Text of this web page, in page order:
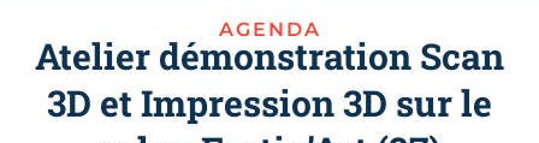
AGENDA
Atelier démonstration Scan
3D et Impression 3D sur le